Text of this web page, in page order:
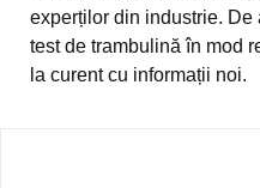
experților din industrie.
test de trambulină în mod
la curent cu informații noi.